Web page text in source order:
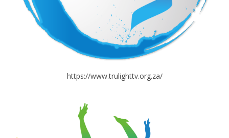
https://www.trulighttv.org.za/